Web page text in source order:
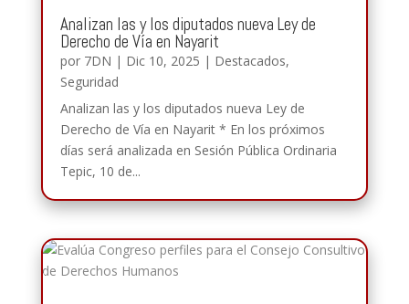
Analizan las y los diputados nueva Ley de
Derecho de Vía en Nayarit
por 7DN | Dic 10, 2025 | Destacados,
Seguridad
Analizan las y los diputados nueva Ley de
Derecho de Vía en Nayarit * En los próximos
días será analizada en Sesión Pública Ordinaria
Tepic, 10 de...